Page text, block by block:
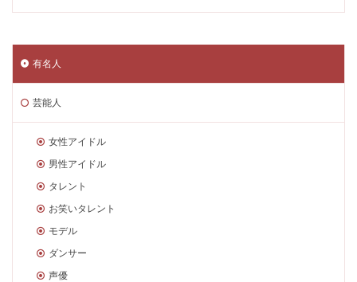
有名人
芸能人
女性アイドル
男性アイドル
タレント
お笑いタレント
モデル
ダンサー
声優